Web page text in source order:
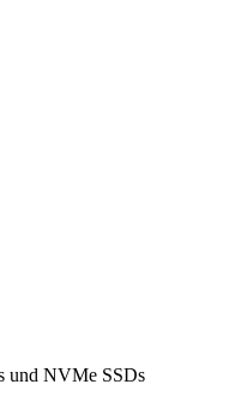
und NVMe SSDs